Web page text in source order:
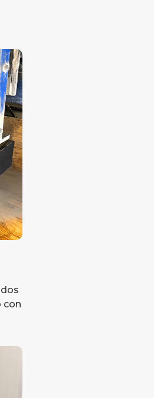
con